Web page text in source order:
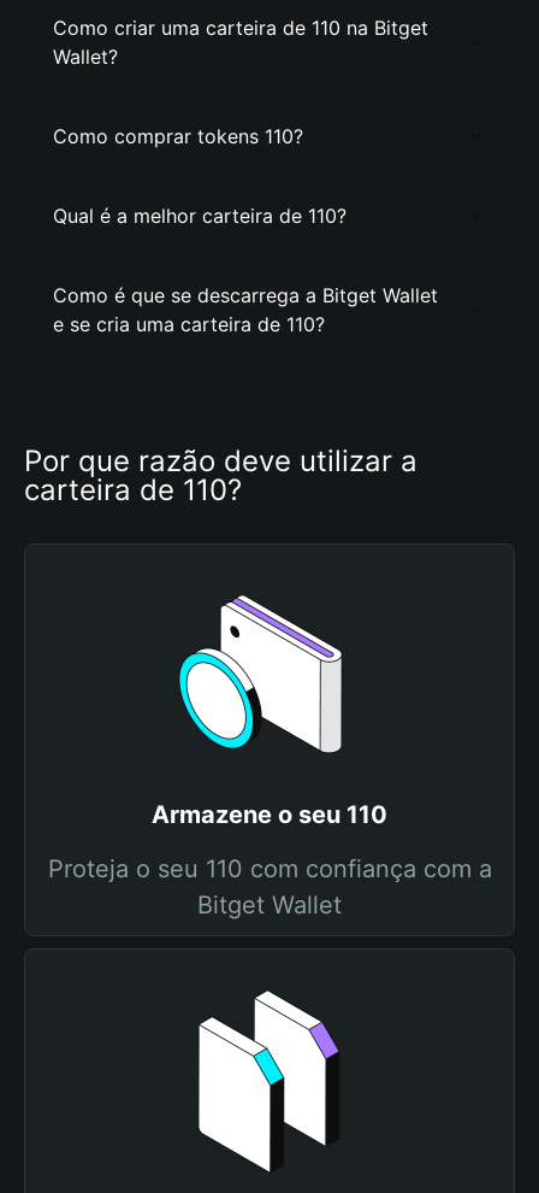
Como criar uma carteira de 110 na Bitget
Wallet?
Como comprar tokens 110?
Qual é a melhor carteira de 110?
Como é que se descarrega a Bitget Wallet
e se cria uma carteira de 110?
Por que razão deve utilizar a
carteira de 110?
Armazene o seu 110
Proteja o seu 110 com confiança com a
Bitget Wallet